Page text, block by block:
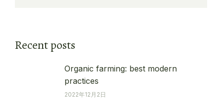
Recent posts
Organic farming: best modern
practices
2022年12月2日